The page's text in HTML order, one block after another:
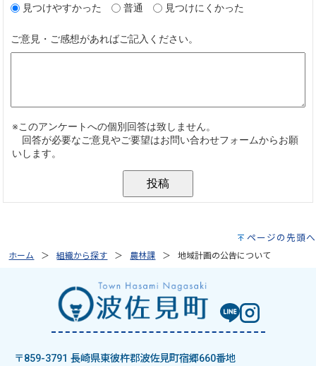
ページの先頭へ
ホーム 組織から探す 農林課 地域計画の公告について
〒859-3791 長崎県東彼杵郡波佐見町宿郷660番地